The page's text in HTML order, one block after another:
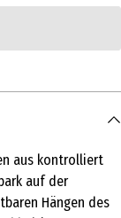
aus kontrolliert
auf der
Hängen des